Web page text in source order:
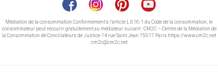
Médiation de la consommation Conformément à l’article L.616-1 du Code de la consommation, le
consommateur peut recourir gratuitement au médiateur suivant : CM2C – Centre de la Médiation de
la Consommation de Conciliateurs de Justice 14 rue Saint Jean 75017 Paris https://www.cm2c.net
cm2c@cm2c.net